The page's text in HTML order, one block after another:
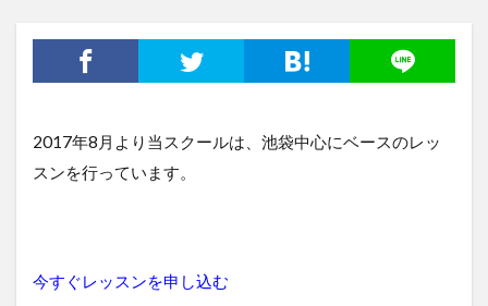
2017年8月より当スクールは、池袋中心にベースのレッ
スンを行っています。
今すぐレッスンを申し込む